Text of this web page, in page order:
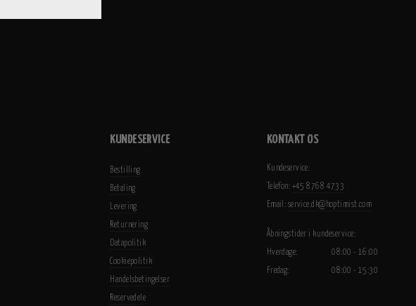
KUNDESERVICE
Bestilling
Betaling
Levering
Returnering
Datapolitik
Cookiepolitik
Handelsbetingelser
Reservedele
KONTAKT OS
Kundeservice:
Telefon: +45 8768 4733
Email: service.dk@hoptimist.com
Åbningstider i kundeservice:
Hverdage:
08:00 - 16:00
Fredag:
08:00 - 15:30